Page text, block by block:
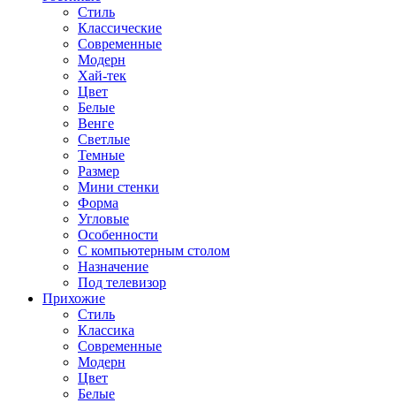
Стиль
Классические
Современные
Модерн
Хай-тек
Цвет
Белые
Венге
Светлые
Темные
Размер
Мини стенки
Форма
Угловые
Особенности
С компьютерным столом
Назначение
Под телевизор
Прихожие
Стиль
Классика
Современные
Модерн
Цвет
Белые